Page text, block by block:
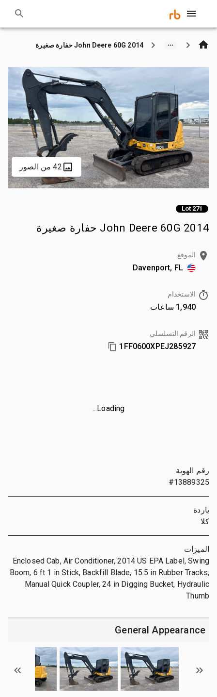
2014 John Deere 60G حفارة صغيرة
42 من الصور
Lot 271
2014 John Deere 60G حفارة صغيرة
الموقع
Davenport, FL
الاستخدام
1,940 ساعات
الرقم التسلسلي
1FF0600XPEJ285927
Loading...
رقم الهوية
#13889325
ياردة
كلا
الميزات
Enclosed Cab, Air Conditioner, 2014 US EPA Label, Swing
Boom, 6 ft 1 in Stick, Backfill Blade, 15.5 in Rubber Tracks,
Manual Quick Coupler, 24 in Digging Bucket, Hydraulic
Thumb
General Appearance